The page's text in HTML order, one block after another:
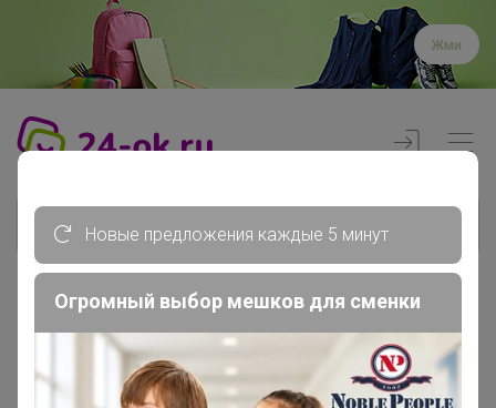
Жми
Главная
Новые предложения каждые 5 минут
Огромный выбор мешков для сменки